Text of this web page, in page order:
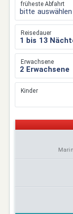
früheste Abfahrt
bitte auswählen
Reisedauer
1 bis 13
Erwachsene
Kinder